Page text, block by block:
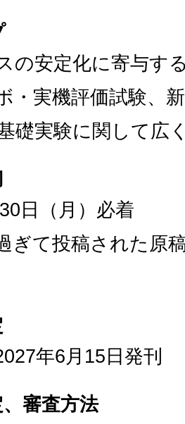
の安定化に寄与す
・実機評価試験、
礎実験に関して広
日（月）必着
ぎて投稿された原
年6月15日発刊
審査方法